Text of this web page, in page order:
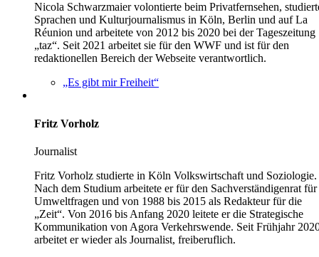
Nicola Schwarzmaier volontierte beim Privatfernsehen,
Sprachen und Kulturjournalismus in Köln, Berlin und auf La
Réunion und arbeitete von 2012 bis 2020 bei der Tageszeitung
„taz“. Seit 2021 arbeitet sie für den WWF und ist für den
redaktionellen Bereich der Webseite verantwortlich.
„Es gibt mir Freiheit“
Fritz Vorholz
Journalist
Fritz Vorholz studierte in Köln Volkswirtschaft und Soziologie.
Nach dem Studium arbeitete er für den Sachverständigenrat für
Umweltfragen und von 1988 bis 2015 als Redakteur für die
„Zeit“. Von 2016 bis Anfang 2020 leitete er die Strategische
Kommunikation von Agora Verkehrswende. Seit Frühjahr
arbeitet er wieder als Journalist, freiberuflich.